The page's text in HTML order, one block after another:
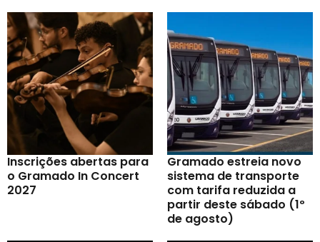
Inscrições abertas para
o Gramado In Concert
2027
Gramado estreia novo
sistema de transporte
com tarifa reduzida a
partir deste sábado (1º
de agosto)